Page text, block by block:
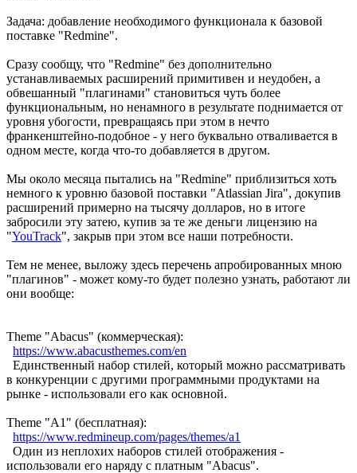
Задача: добавление необходимого функционала к базовой
поставке "Redmine".
Сразу сообщу, что "Redmine" без дополнительно
устанавливаемых расширений примитивен и неудобен, а
обвешанный "плагинами" становиться чуть более
функциональным, но ненамного в результате поднимается от
уровня убогости, превращаясь при этом в нечто
франкенштейно-подобное - у него буквально отваливается в
одном месте, когда что-то добавляется в другом.
Мы около месяца пытались на "Redmine" приблизиться хоть
немного к уровню базовой поставки "Atlassian Jira", докупив
расширений примерно на тысячу долларов, но в итоге
забросили эту затею, купив за те же деньги лицензию на
"YouTrack", закрыв при этом все наши потребности.
Тем не менее, выложу здесь перечень апробированных мною
"плагинов" - может кому-то будет полезно узнать, работают ли
они вообще:
Theme "Abacus" (коммерческая):
https://www.abacusthemes.com/en
Единственный набор стилей, который можно рассматривать
в конкуренции с другими программными продуктами на
рынке - использовали его как основной.
Theme "A1" (бесплатная):
https://www.redmineup.com/pages/themes/a1
Один из неплохих наборов стилей отображения -
использовали его наряду с платным "Abacus".